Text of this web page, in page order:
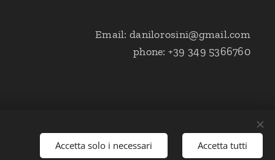
Email: danilorosini@gmail.com
phone: +39 349 5366760
Accetta solo i necessari Accetta tutti